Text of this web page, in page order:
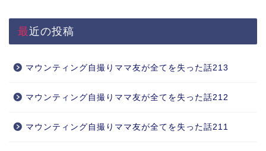
最近の投稿
マウンティング自撮りママ友が全てを失った話213
マウンティング自撮りママ友が全てを失った話212
マウンティング自撮りママ友が全てを失った話211